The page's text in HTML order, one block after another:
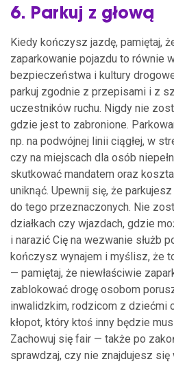
6. Parkuj z głową
Kiedy kończysz jazdę, pamiętaj,
zaparkowanie pojazdu to równie
bezpieczeństwa i kultury
parkuj zgodnie z przepisami i z
uczestników ruchu. Nigdy nie
gdzie jest to zabronione.
np. na podwójnej linii ciągłej, w
czy na miejscach dla osób
skutkować mandatem oraz
uniknąć. Upewnij się, że
do tego przeznaczonych. Nie
działkach czy wjazdach, gdzie
i narazić Cię na wezwanie służb
kończysz wynajem i myślisz, że
— pamiętaj, że niewłaściwie
zablokować drogę osobom
inwalidzkim, rodzicom z dziećmi
kłopot, który ktoś inny będzie
Zachowuj się fair — także po
sprawdzaj, czy nie znajdujesz się